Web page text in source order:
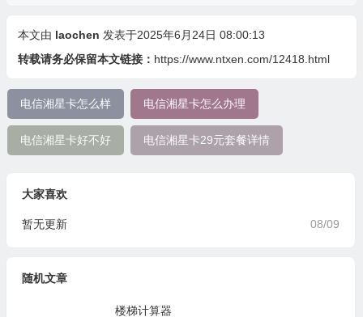
本文由 laochen 发表于2025年6月24日 08:00:13
转载请务必保留本文链接： https://www.ntxen.com/12418.html
电信湘星卡怎么样 电信湘星卡怎么办理
电信湘星卡好不好 电信湘星卡29元套餐详情
大家喜欢
08/09
暂无更新
随机文章
楼梯计算器